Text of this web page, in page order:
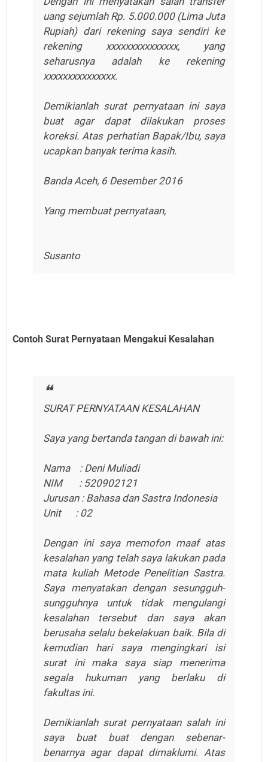
uang sejumlah Rp. 5.000.000 (Lima Juta
Rupiah) dari rekening saya sendiri ke
rekening xxxxxxxxxxxxxxx, yang
seharusnya adalah ke rekening
xxxxxxxxxxxxxxx.
Demikianlah surat pernyataan ini saya
buat agar dapat dilakukan proses
koreksi. Atas perhatian Bapak/Ibu, saya
ucapkan banyak terima kasih.
Banda Aceh, 6 Desember 2016
Yang membuat pernyataan,
Susanto
Contoh Surat Pernyataan Mengakui Kesalahan
SURAT PERNYATAAN KESALAHAN
Saya yang bertanda tangan di bawah ini:
Nama : Deni Muliadi
NIM : 520902121
Jurusan : Bahasa dan Sastra Indonesia
Unit : 02
Dengan ini saya memofon maaf atas
kesalahan yang telah saya lakukan pada
mata kuliah Metode Penelitian Sastra.
Saya menyatakan dengan sesungguh-
sungguhnya untuk tidak mengulangi
kesalahan tersebut dan saya akan
berusaha selalu bekelakuan baik. Bila di
kemudian hari saya mengingkari isi
surat ini maka saya siap menerima
segala hukuman yang berlaku di
fakultas ini.
Demikianlah surat pernyataan salah ini
saya buat buat dengan sebenar-
benarnya agar dapat dimaklumi. Atas